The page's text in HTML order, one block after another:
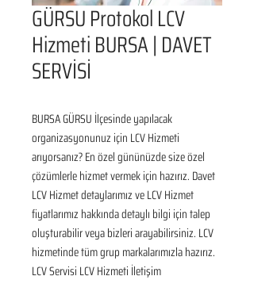
GÜRSU Protokol LCV
Hizmeti BURSA | DAVET
SERVİSİ
BURSA GÜRSU İlçesinde yapılacak
organizasyonunuz için LCV Hizmeti
arıyorsanız? En özel gününüzde size özel
çözümlerle hizmet vermek için hazırız. Davet
LCV Hizmet detaylarımız ve LCV Hizmet
fiyatlarımız hakkında detaylı bilgi için talep
oluşturabilir veya bizleri arayabilirsiniz. LCV
hizmetinde tüm grup markalarımızla hazırız.
LCV Servisi LCV Hizmeti İletişim